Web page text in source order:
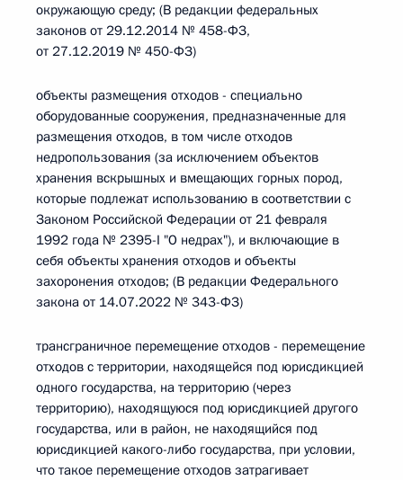
окружающую среду; (В редакции федеральных
законов от 29.12.2014 № 458-ФЗ,
от 27.12.2019 № 450-ФЗ)
объекты размещения отходов - специально
оборудованные сооружения, предназначенные для
размещения отходов, в том числе отходов
недропользования (за исключением объектов
хранения вскрышных и вмещающих горных пород,
которые подлежат использованию в соответствии с
Законом Российской Федерации от 21 февраля
1992 года № 2395-I "О недрах"), и включающие в
себя объекты хранения отходов и объекты
захоронения отходов; (В редакции Федерального
закона от 14.07.2022 № 343-ФЗ)
трансграничное перемещение отходов - перемещение
отходов с территории, находящейся под юрисдикцией
одного государства, на территорию (через
территорию), находящуюся под юрисдикцией другого
государства, или в район, не находящийся под
юрисдикцией какого-либо государства, при условии,
что такое перемещение отходов затрагивает